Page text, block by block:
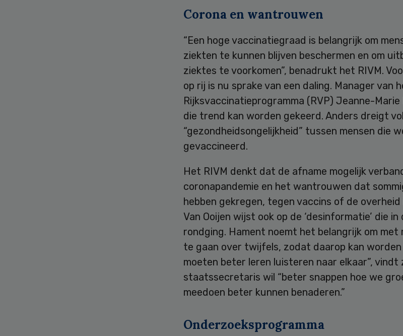
Corona en wantrouwen
“Een hoge vaccinatiegraad is belangrijk om
ziekten te kunnen blijven beschermen en om
ziektes te voorkomen”, benadrukt het RIVM.
op rij is nu sprake van een daling. Manager van
Rijksvaccinatieprogramma (RVP) Jeanne-
die trend kan worden gekeerd. Anders dreigt
“gezondheidsongelijkheid” tussen mensen die
gevaccineerd.
Het RIVM denkt dat de afname mogelijk
coronapandemie en het wantrouwen dat
hebben gekregen, tegen vaccins of de overheid
Van Ooijen wijst ook op de ‘desinformatie’ die
rondging. Hament noemt het belangrijk om met
te gaan over twijfels, zodat daarop kan worden
moeten beter leren luisteren naar elkaar”, vindt
staatssecretaris wil “beter snappen hoe we
meedoen beter kunnen benaderen.”
Onderzoeksprogramma